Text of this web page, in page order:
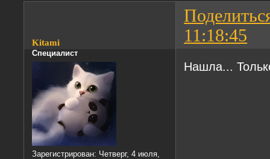
11:18:45
Kitami
Специалист
Зарегистрирован: Четверг, 4 июля,
Нашла...